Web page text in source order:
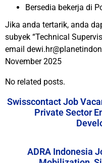
Bersedia bekerja di
Jika anda tertarik, anda
subyek “Technical
email
November 2025
No related posts.
Swisscontact Job
Private Sector
ADRA Indonesia